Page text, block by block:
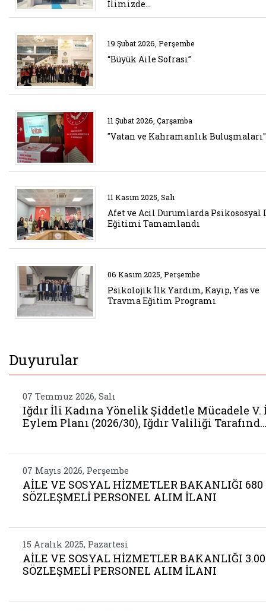
İlimizde…
Belgeyi aç: buyuk aile sofrasi
19 Şubat 2026, Perşembe
“Büyük Aile Sofrası”
Belgeyi aç: vatan ve
11 Şubat 2026, Çarşamba
"Vatan ve Kahramanlık Buluşmaları"
Belgeyi aç: afet ve acil
11 Kasım 2025, Salı
Afet ve Acil Durumlarda Psikososyal
Eğitimi Tamamlandı
Belgeyi aç: psikolojik ilk
06 Kasım 2025, Perşembe
Psikolojik İlk Yardım, Kayıp, Yas ve
Travma Eğitim Programı
Duyurular
07 Temmuz 2026, Salı
Iğdır İli Kadına Yönelik Şiddetle Mücadele V.
Eylem Planı (2026/30), Iğdır Valiliği Tarafınd…
07 Mayıs 2026, Perşembe
AİLE VE SOSYAL HİZMETLER BAKANLIĞI 680
SÖZLEŞMELİ PERSONEL ALIM İLANI
15 Aralık 2025, Pazartesi
AİLE VE SOSYAL HİZMETLER BAKANLIĞI
SÖZLEŞMELİ PERSONEL ALIM İLANI